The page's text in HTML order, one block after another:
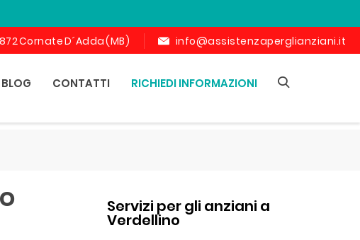
Cornate D´Adda (MB) info@assistenzaperglianziani.it
BLOG CONTATTI RICHIEDI INFORMAZIONI
Servizi per gli anziani a
Verdellino